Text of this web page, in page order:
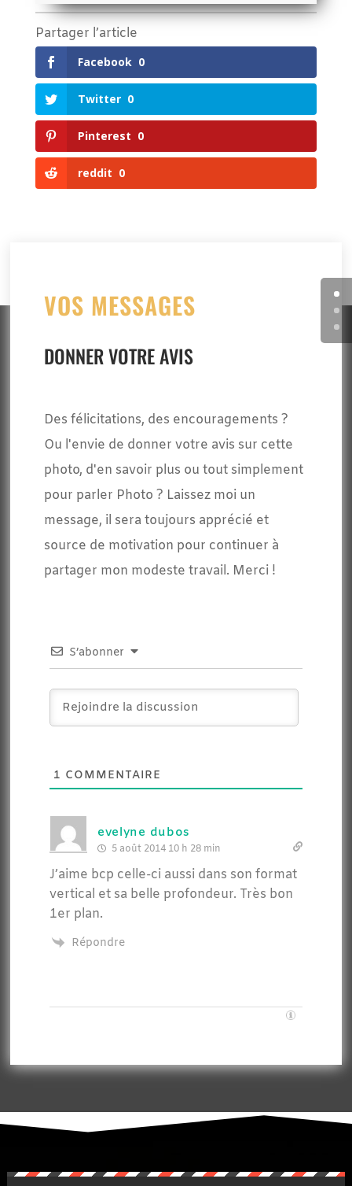
Partager l’article
Facebook 0
Twitter 0
Pinterest 0
reddit 0
VOS MESSAGES
DONNER VOTRE AVIS
Des félicitations, des encouragements ?
Ou l'envie de donner votre avis sur cette
photo, d'en savoir plus ou tout simplement
pour parler Photo ? Laissez moi un
message, il sera toujours apprécié et
source de motivation pour continuer à
partager mon modeste travail. Merci !
S’abonner
1 COMMENTAIRE
evelyne dubos
5 août 2014 10 h 28 min
J’aime bcp celle-ci aussi dans son format
vertical et sa belle profondeur. Très bon
1er plan.
Répondre